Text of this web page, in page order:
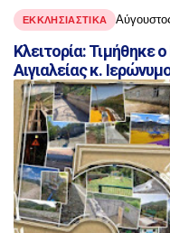
ΕΚΚΛΗΣΙΑΣΤΙΚΑ
Κλειτορία: Τιμήθηκε
Αιγιαλείας κ.